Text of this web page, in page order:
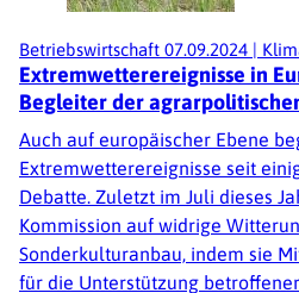
Betriebswirtschaft 07.09.2024 |
Extremwetterereignisse in
Begleiter der
Auch auf europäischer Ebene
Extremwetterereignisse seit
Debatte. Zuletzt im Juli dieses
Kommission auf widrige
Sonderkulturanbau, indem sie
für die Unterstützung